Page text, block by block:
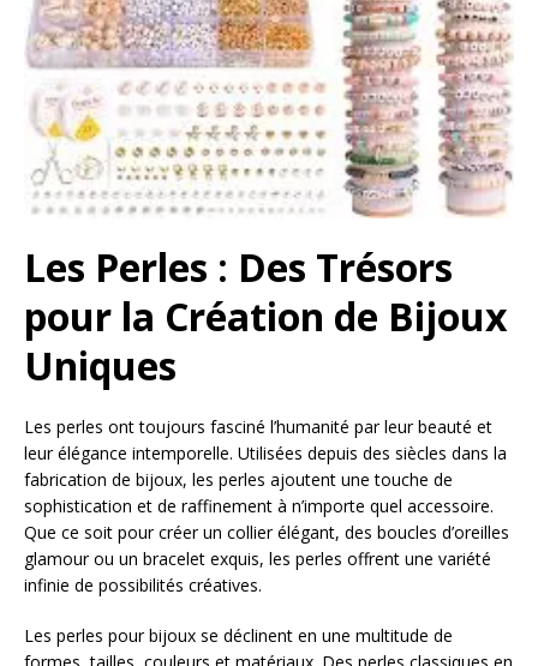
Les Perles : Des Trésors
pour la Création de Bijoux
Uniques
Les perles ont toujours fasciné l’humanité par leur beauté et
leur élégance intemporelle. Utilisées depuis des siècles dans la
fabrication de bijoux, les perles ajoutent une touche de
sophistication et de raffinement à n’importe quel accessoire.
Que ce soit pour créer un collier élégant, des boucles d’oreilles
glamour ou un bracelet exquis, les perles offrent une variété
infinie de possibilités créatives.
Les perles pour bijoux se déclinent en une multitude de